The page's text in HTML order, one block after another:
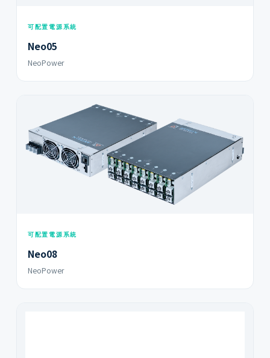
可配置電源系統
Neo05
NeoPower
可配置電源系統
Neo08
NeoPower